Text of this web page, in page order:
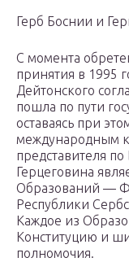
Герб Боснии и
С момента
принятия в 1995
Дейтонского
пошла по пути
оставаясь при
международным
представителя
Герцеговина
Образований —
Республики
Каждое из
Конституцию и
полномочия.